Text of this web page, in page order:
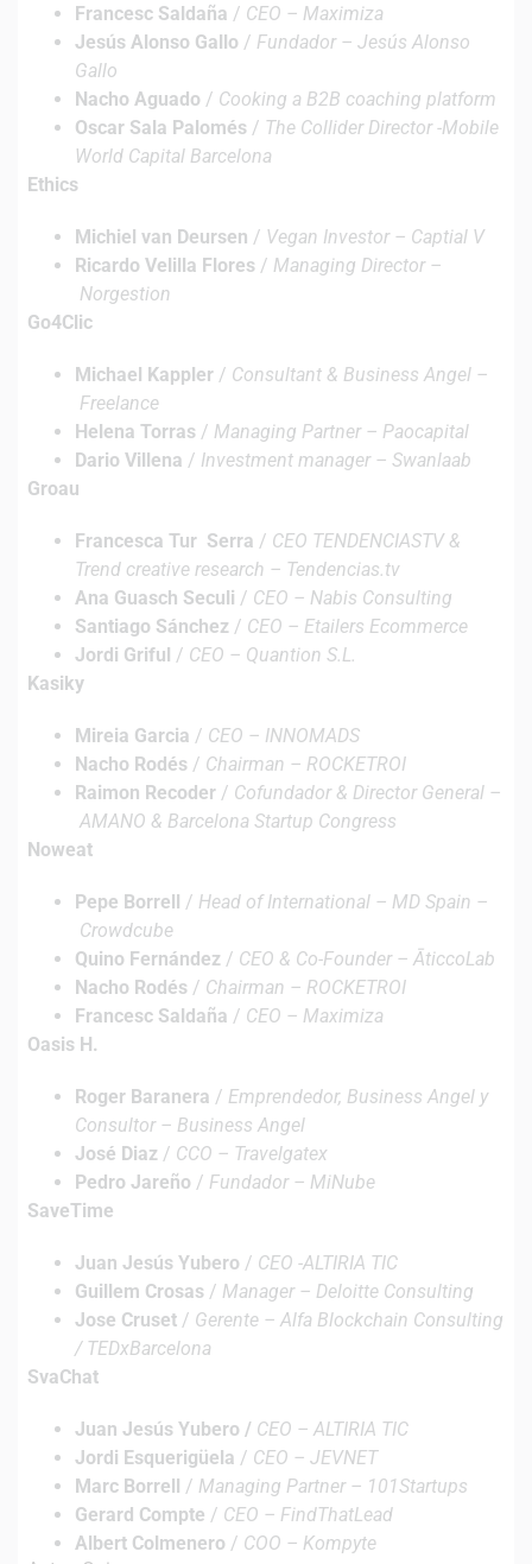
Francesc Saldaña / CEO – Maximiza
Jesús Alonso Gallo / Fundador – Jesús Alonso
Gallo
Nacho Aguado / Cooking a B2B coaching platform
Oscar Sala Palomés / The Collider Director -Mobile
World Capital Barcelona
Ethics
Michiel van Deursen / Vegan Investor – Captial V
Ricardo Velilla Flores / Managing Director –
Norgestion
Go4Clic
Michael Kappler / Consultant & Business Angel –
Freelance
Helena Torras / Managing Partner – Paocapital
Dario Villena / Investment manager – Swanlaab
Groau
Francesca Tur Serra / CEO TENDENCIASTV &
Trend creative research – Tendencias.tv
Ana Guasch Seculi / CEO – Nabis Consulting
Santiago Sánchez / CEO – Etailers Ecommerce
Jordi Griful / CEO – Quantion S.L.
Kasiky
Mireia Garcia / CEO – INNOMADS
Nacho Rodés / Chairman – ROCKETROI
Raimon Recoder / Cofundador & Director General –
AMANO & Barcelona Startup Congress
Noweat
Pepe Borrell / Head of International – MD Spain –
Crowdcube
Quino Fernández / CEO & Co-Founder – ĀticcoLab
Nacho Rodés / Chairman – ROCKETROI
Francesc Saldaña / CEO – Maximiza
Oasis H.
Roger Baranera / Emprendedor, Business Angel y
Consultor – Business Angel
José Diaz / CCO – Travelgatex
Pedro Jareño / Fundador – MiNube
SaveTime
Juan Jesús Yubero / CEO -ALTIRIA TIC
Guillem Crosas / Manager – Deloitte Consulting
Jose Cruset / Gerente – Alfa Blockchain Consulting
/ TEDxBarcelona
SvaChat
Juan Jesús Yubero / CEO – ALTIRIA TIC
Jordi Esquerigüela / CEO – JEVNET
Marc Borrell / Managing Partner – 101Startups
Gerard Compte / CEO – FindThatLead
Albert Colmenero / COO – Kompyte